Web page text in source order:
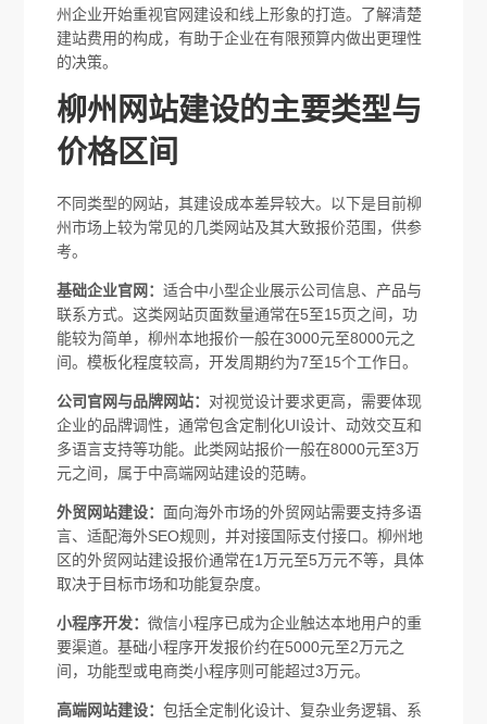
州企业开始重视官网建设和线上形象的打造。了解清楚
建站费用的构成，有助于企业在有限预算内做出更理性
的决策。
柳州网站建设的主要类型与
价格区间
不同类型的网站，其建设成本差异较大。以下是目前柳
州市场上较为常见的几类网站及其大致报价范围，供参
考。
基础企业官网：适合中小型企业展示公司信息、产品与
联系方式。这类网站页面数量通常在5至15页之间，功
能较为简单，柳州本地报价一般在3000元至8000元之
间。模板化程度较高，开发周期约为7至15个工作日。
公司官网与品牌网站： 对视觉设计要求更高，需要体现
企业的品牌调性，通常包含定制化UI设计、动效交互和
多语言支持等功能。此类网站报价一般在8000元至3万
元之间，属于中高端网站建设的范畴。
外贸网站建设：面向海外市场的外贸网站需要支持多语
言、适配海外SEO规则，并对接国际支付接口。柳州地
区的外贸网站建设报价通常在1万元至5万元不等，具体
取决于目标市场和功能复杂度。
小程序开发：微信小程序已成为企业触达本地用户的重
要渠道。基础小程序开发报价约在5000元至2万元之
间，功能型或电商类小程序则可能超过3万元。
高端网站建设：包括全定制化设计、复杂业务逻辑、系